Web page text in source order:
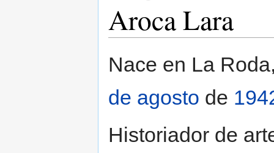
Aroca Lara
Nace en La
de agosto de
Historiador de